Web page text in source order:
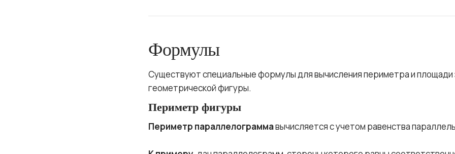
Формулы
Существуют специальные формулы для вычисления периметра и площади
геометрической фигуры.
Периметр фигуры
Периметр параллелограммавычисляется с учетом равенства